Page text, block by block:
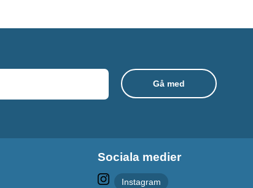
Sociala medier
Instagram